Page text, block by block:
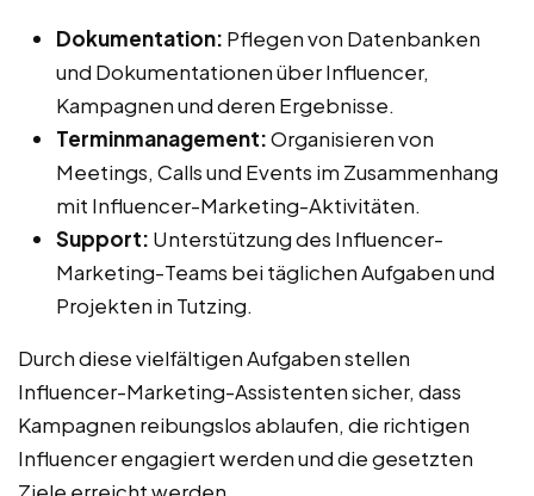
Dokumentation: Pflegen von Datenbanken
und Dokumentationen über Influencer,
Kampagnen und deren Ergebnisse.
Terminmanagement:Organisieren von
Meetings, Calls und Events im Zusammenhang
mit Influencer-Marketing-Aktivitäten.
Support: Unterstützung des Influencer-
Marketing-Teams bei täglichen Aufgaben und
Projekten in Tutzing.
Durch diese vielfältigen Aufgaben stellen
Influencer-Marketing-Assistenten sicher, dass
Kampagnen reibungslos ablaufen, die richtigen
Influencer engagiert werden und die gesetzten